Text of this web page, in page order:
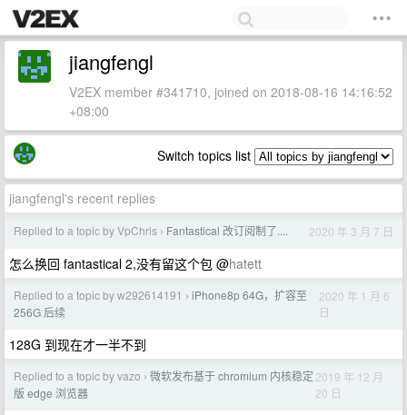
jiangfengl
V2EX member #341710, joined on 2018-08-16 14:16:52
+08:00
Switch topics list
jiangfengl's recent replies
Replied to a topic by VpChris › Fantastical 改订阅制了.... 2020 年 3 月 7 日
怎么换回 fantastical 2,没有留这个包 @hatett
Replied to a topic by w292614191 › iPhone8p 64G，扩容至
256G 后续
2020 年 1 月 6
日
128G 到现在才一半不到
Replied to a topic by vazo › 微软发布基于 chromium 内核稳定
版 edge 浏览器
2019 年 12 月
20 日